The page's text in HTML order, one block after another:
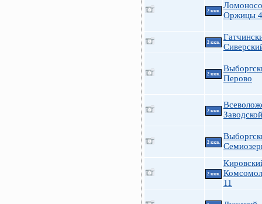
2 ккв.
Оржицы 4
2 ккв.
2 ккв.
Перово
2 ккв.
Заводской
2 ккв.
2 ккв.
11